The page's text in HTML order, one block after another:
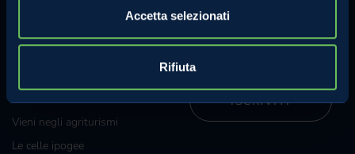
Accetta selezionati
Rifiuta
Diventa specialista Melinda
Vieni negli agriturismi
Le celle ipogee
riceverai regolarmente
Melinda.
ISCRIVITI